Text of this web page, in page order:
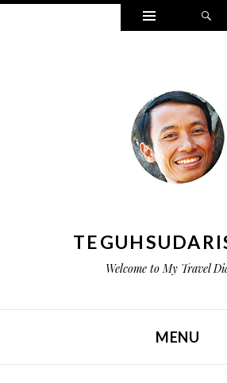
Widgets
Welcome to My Travel
MENU